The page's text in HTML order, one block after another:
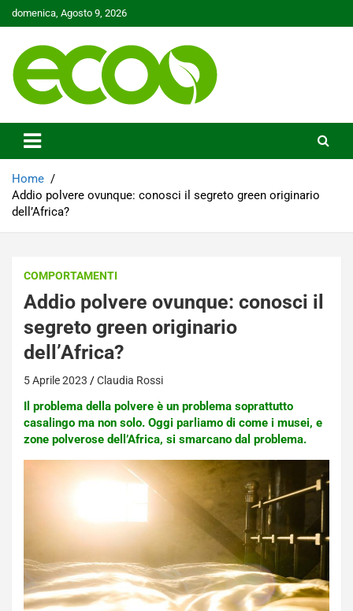
Skip
to
domenica, Agosto 9, 2026
Ecoo.it
Home
Addio polvere ovunque: conosci il segreto green originario
dell’Africa?
COMPORTAMENTI
Addio polvere ovunque: conosci il
segreto green originario
dell’Africa?
5 Aprile 2023 Claudia Rossi
Il problema della polvere è un problema soprattutto
casalingo ma non solo. Oggi parliamo di come i musei, e
zone polverose dell’Africa, si smarcano dal problema.